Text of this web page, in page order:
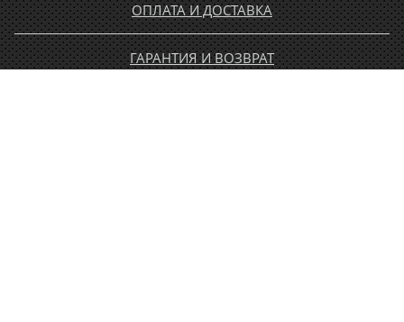
ОПЛАТА И ДОСТАВКА
ГАРАНТИЯ И ВОЗВРАТ